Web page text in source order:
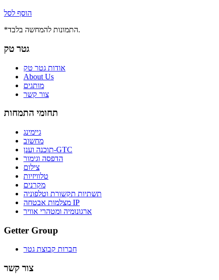
הוסף לסל
*התמונות להמחשה בלבד.
גטר טק
אודות גטר טק
About Us
מותגים
צור קשר
תחומי התמחות
גיימינג
מחשוב
תוכנה וענן-GTC
הדפסה וגימור
צילום
טלוויזיות
מקרנים
תשתיות תקשורת וטלפוניה
מצלמות אבטחה IP
ארגונומיה ומטהרי אוויר
Getter Group
חברות קבוצת גטר
צור קשר